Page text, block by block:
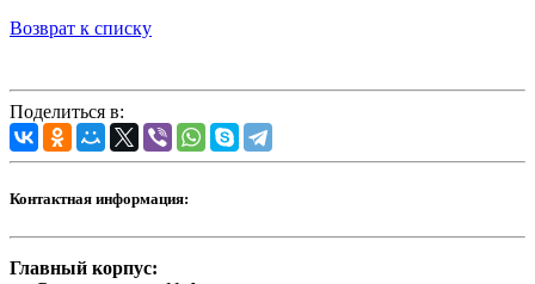
Возврат к списку
Поделиться в:
Контактная информация:
Главный корпус: